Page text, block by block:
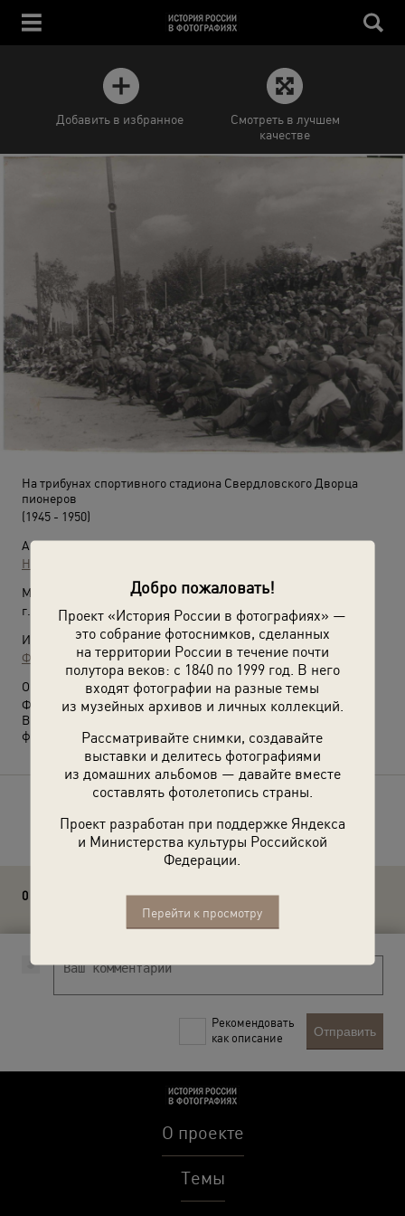
Добро пожаловать!
Проект «История России в фотографиях» —
это собрание фотоснимков, сделанных
на территории России в течение почти
полутора веков: с 1840 по 1999 год. В него
входят фотографии на разные темы
из музейных архивов и личных коллекций.
Рассматривайте снимки, создавайте
выставки и делитесь фотографиями
из домашних альбомов — давайте вместе
составлять фотолетопись страны.
Проект разработан при поддержке Яндекса
и Министерства культуры Российской
Федерации.
Перейти к просмотру
Добавить в избранное
Смотреть в лучшем
качестве
На трибунах спортивного стадиона Свердловского Дворца
пионеров
(1945 - 1950)
Автор:
Неизвестный автор
Место съемки:
г. Свердловск
Источники:
Фотографии пользователей russiainphoto.ru
О фотографии:
Фотография из архива Татьяны Шумиловой.
Выставка
«Парк Свердловского Дворца пионеров»
фотографией.
0 комментариев
Рекомендовать
как описание
Отправить
О проекте
Темы